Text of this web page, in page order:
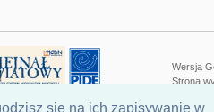
się na ich zapisywanie w
Wersja
Strona